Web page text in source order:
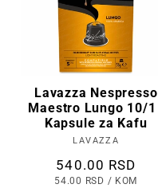
Lavazza Nespresso
Maestro Lungo 10/1 |
Kapsule za Kafu
Prodavac:
LAVAZZA
Cena
540.00 RSD
CENA
54.00 RSD / PO
KOM